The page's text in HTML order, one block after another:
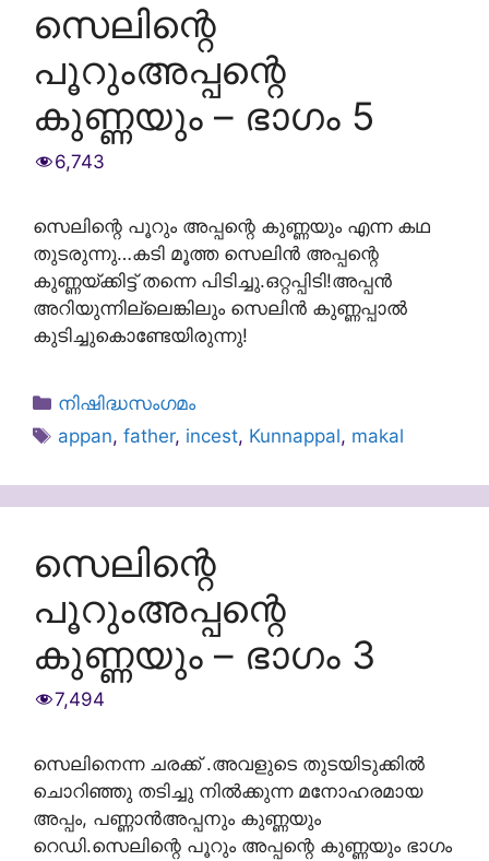
സെലിന്റെ
പൂറുംഅപ്പന്റെ
കുണ്ണയും – ഭാഗം 5
6,743
സെലിന്റെ പൂറും അപ്പന്റെ കുണ്ണയും എന്ന കഥ
തുടരുന്നു…കടി മൂത്ത സെലിന്‍ അപ്പന്റെ
കുണ്ണയ്ക്കിട്ട് തന്നെ പിടിച്ചു.ഒറ്റപ്പിടി!അപ്പന്‍
അറിയുന്നില്ലെങ്കിലും സെലിന്‍ കുണ്ണപ്പാല്‍
കുടിച്ചുകൊണ്ടേയിരുന്നു!
Categories
നിഷിദ്ധസംഗമം
Tags
appan,father, incest, Kunnappal, makal
സെലിന്റെ
പൂറുംഅപ്പന്റെ
കുണ്ണയും – ഭാഗം 3
7,494
സെലിനെന്ന ചരക്ക് .അവളുടെ തുടയിടുക്കില്‍
ചൊറിഞ്ഞു തടിച്ചു നില്‍ക്കുന്ന മനോഹരമായ
അപ്പം, പണ്ണാന്‍അപ്പനും കുണ്ണയും
റെഡി.സെലിന്റെ പൂറും അപ്പന്റെ കുണ്ണയും ഭാഗം